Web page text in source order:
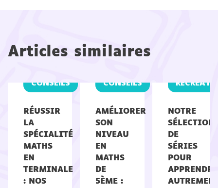
Articles similaires
RÉUSSIR
LA
SPÉCIALITÉ
MATHS
EN
TERMINALE
: NOS
CONSEILS
AMÉLIORER
SON
NIVEAU
EN
MATHS
DE
5ÈME :
CONSEILS
NOTRE
SÉLECTION
DE
SÉRIES
POUR
APPRENDRE